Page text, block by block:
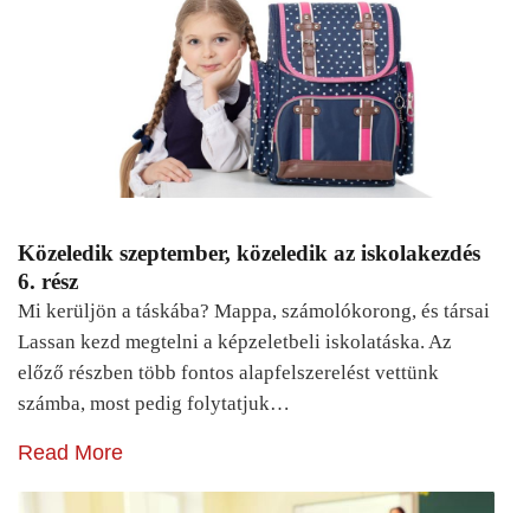
Közeledik szeptember, közeledik az iskolakezdés
6. rész
Mi kerüljön a táskába? Mappa, számolókorong, és társai
Lassan kezd megtelni a képzeletbeli iskolatáska. Az
előző részben több fontos alapfelszerelést vettünk
számba, most pedig folytatjuk…
Read More